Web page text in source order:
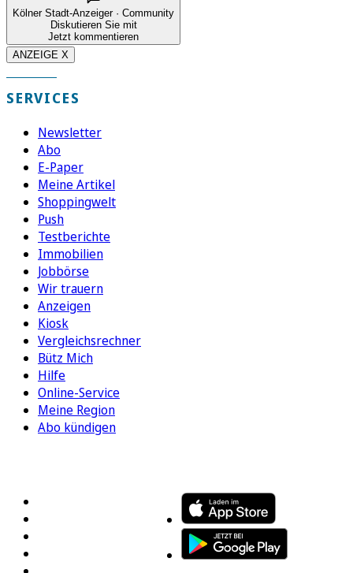
Kölner Stadt-Anzeiger · Community
Diskutieren Sie mit
Jetzt kommentieren
ANZEIGE X
SERVICES
Newsletter
Abo
E-Paper
Meine Artikel
Shoppingwelt
Push
Testberichte
Immobilien
Jobbörse
Wir trauern
Anzeigen
Kiosk
Vergleichsrechner
Bütz Mich
Hilfe
Online-Service
Meine Region
Abo kündigen